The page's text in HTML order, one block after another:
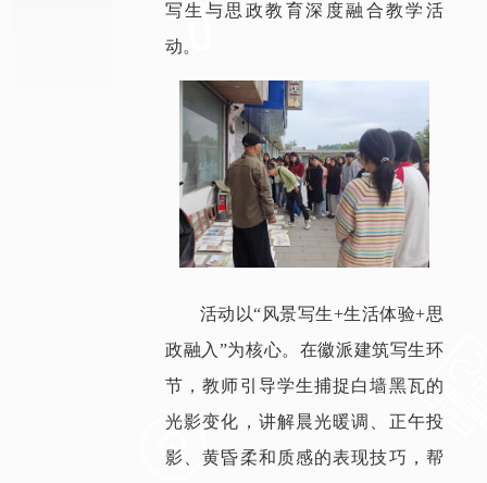
写生与思政教育深度融合教学活
动。
活动以“风景写生+生活体验+思
政融入”为核心。在徽派建筑写生环
节，教师引导学生捕捉白墙黑瓦的
光影变化，讲解晨光暖调、正午投
影、黄昏柔和质感的表现技巧，帮